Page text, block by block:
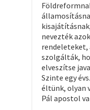
nevezték
rendeleteket,
szolgálták,
elveszítse
Szinte egy
éltünk, olyan
Pál apostol